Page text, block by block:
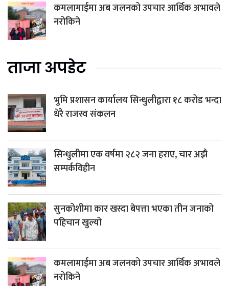
कमलामाईमा अब जलनको उपचार आर्थिक अभावले
नरोकिने
ताजा अपडेट
भुमि प्रशासन कार्यालय सिन्धुलीद्वारा १८ करोड भन्दा
धेरै राजस्व संकलन
सिन्धुलीमा एक वर्षमा २८२ जना हराए, चार अझै
सम्पर्कविहीन
सुनकोशीमा कार खस्दा बेपत्ता भएका तीन जनाको
पहिचान खुल्यो
कमलामाईमा अब जलनको उपचार आर्थिक अभावले
नरोकिने